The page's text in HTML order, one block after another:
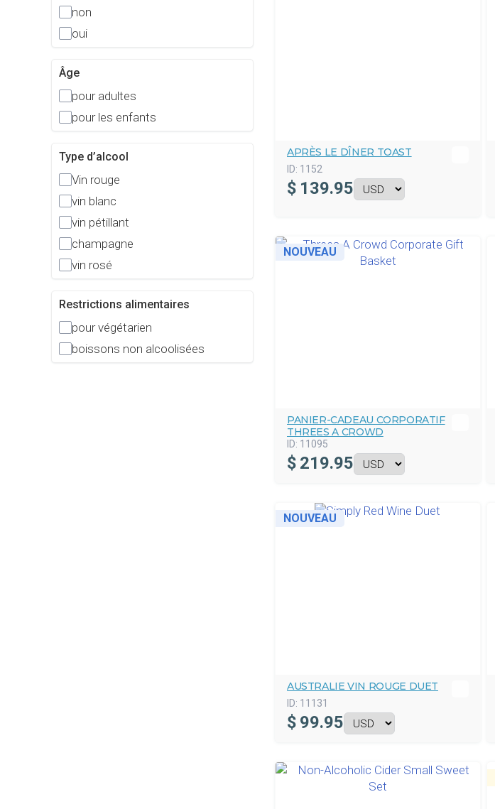
non
oui
Âge
pour adultes
pour les enfants
Type d’alcool
Vin rouge
vin blanc
vin pétillant
champagne
vin rosé
Restrictions alimentaires
pour végétarien
boissons non alcoolisées
APRÈS LE DÎNER TOAST
ID: 1152
$ 139.95
NOUVEAU
PANIER-CADEAU CORPORATIF
THREES A CROWD
ID: 11095
$ 219.95
NOUVEAU
AUSTRALIE VIN ROUGE DUET
ID: 11131
$ 99.95